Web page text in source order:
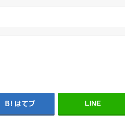
はてブ LINE